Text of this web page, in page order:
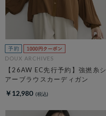
DOUX ARCHIVES
【26AW EC先行予約】強撚糸シ
アーブラウスカーディガン
￥12,980